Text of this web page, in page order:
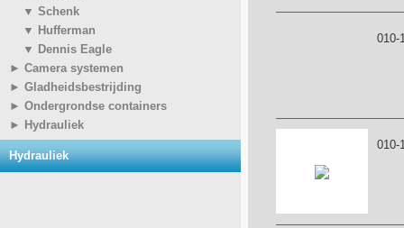
▼ Schenk
▼ Hufferman
▼ Dennis Eagle
► Camera systemen
► Gladheidsbestrijding
► Ondergrondse containers
► Hydrauliek
Hydrauliek
010-
010-